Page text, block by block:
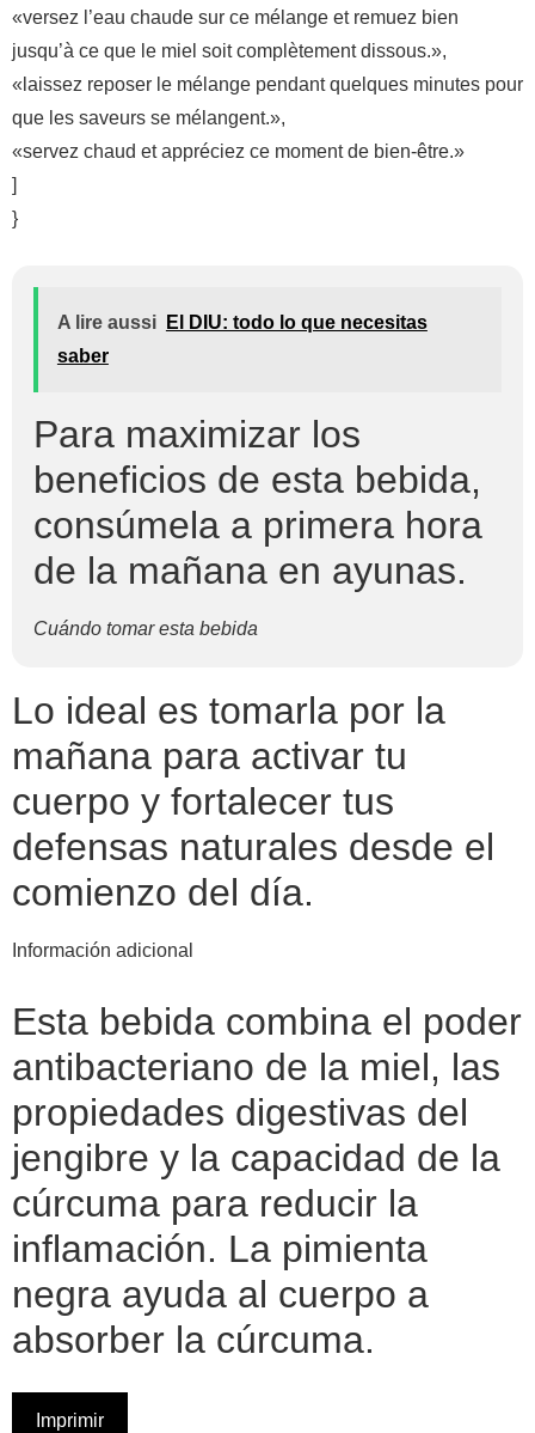
«versez l’eau chaude sur ce mélange et remuez bien
jusqu’à ce que le miel soit complètement dissous.»,
«laissez reposer le mélange pendant quelques minutes pour
que les saveurs se mélangent.»,
«servez chaud et appréciez ce moment de bien-être.»
]
}
A lire aussi
El DIU: todo lo que necesitas
saber
Para maximizar los
beneficios de esta bebida,
consúmela a primera hora
de la mañana en ayunas.
Cuándo tomar esta bebida
Lo ideal es tomarla por la
mañana para activar tu
cuerpo y fortalecer tus
defensas naturales desde el
comienzo del día.
Información adicional
Esta bebida combina el poder
antibacteriano de la miel, las
propiedades digestivas del
jengibre y la capacidad de la
cúrcuma para reducir la
inflamación. La pimienta
negra ayuda al cuerpo a
absorber la cúrcuma.
Imprimir